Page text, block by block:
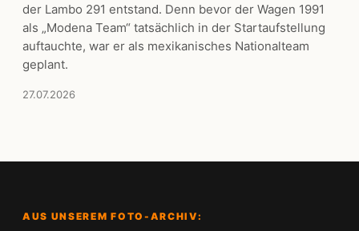
der Lambo 291 entstand. Denn bevor der Wagen 1991
als „Modena Team“ tatsächlich in der Startaufstellung
auftauchte, war er als mexikanisches Nationalteam
geplant.
27.07.2026
AUS UNSEREM FOTO-ARCHIV: